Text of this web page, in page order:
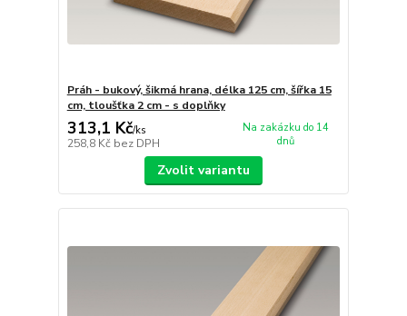
Práh - bukový, šikmá hrana, délka 125 cm, šířka 15
cm, tloušťka 2 cm - s doplňky
313,1 Kč/ks
258,8 Kč bez DPH
Na zakázku do 14
dnů
Zvolit variantu